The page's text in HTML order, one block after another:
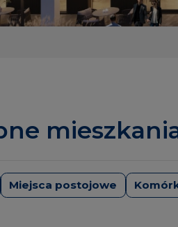
Miejsca postojowe